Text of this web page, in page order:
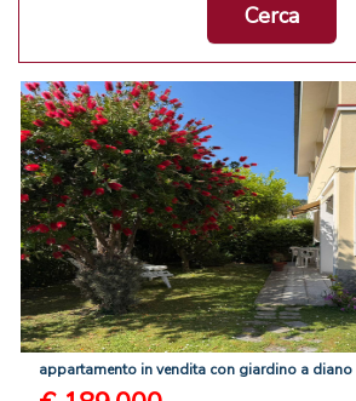
Cerca
appartamento invendita con giardino a diano